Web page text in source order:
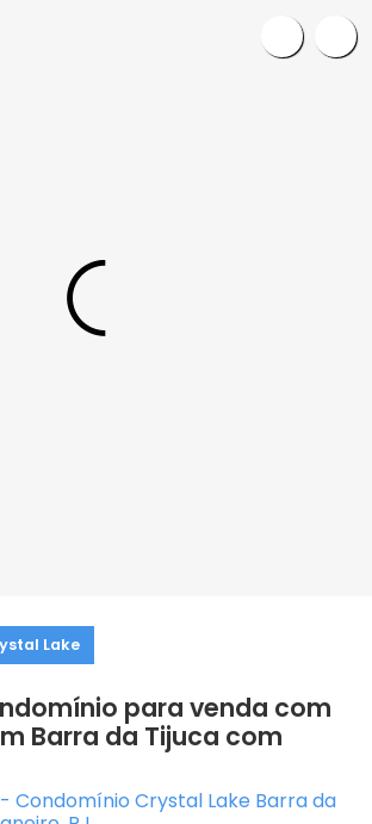
Lake
para venda com
Barra da Tijuca com
- Condomínio Crystal Lake Barra da